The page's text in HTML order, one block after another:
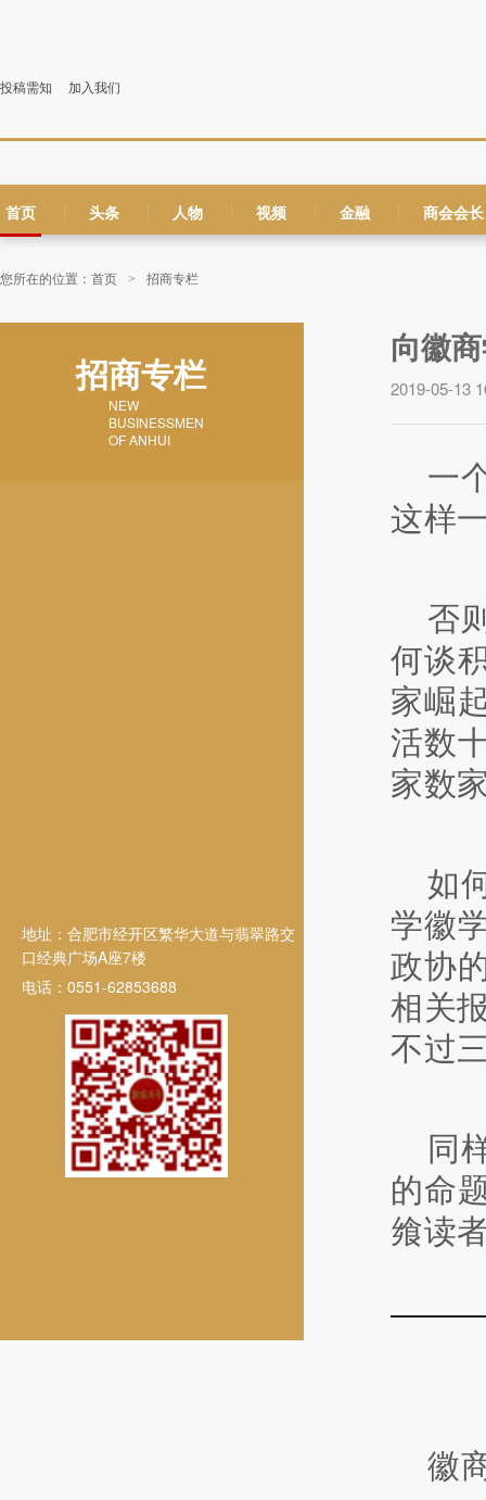
投稿需知 加入我们
首页 头条 人物 视频 金融 商会会长
您所在的位置： 首页 > 招商专栏
招商专栏
NEW
BUSINESSMEN
OF ANHUI
地址：合肥市经开区繁华大道与翡翠路交
口经典广场A座7楼
电话：0551-62853688
向徽
2019-05-13
一
这样
否
何谈
家崛
活数
家数
如
学徽
政协
相关
不过
同
的命
飨读
徽